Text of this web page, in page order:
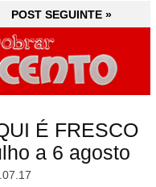
POST SEGUINTE »
É FRESCO
a 6 agosto
POST SEGUINTE »